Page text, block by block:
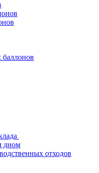
баллонов
дном
отходов